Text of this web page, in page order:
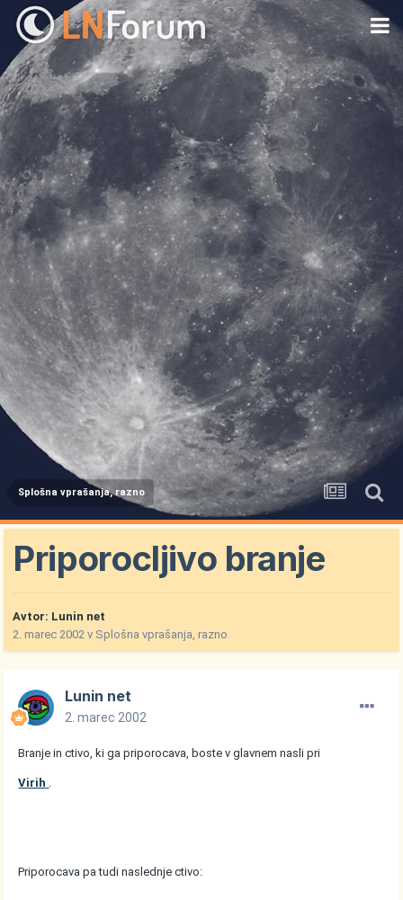
Splošna vprašanja, razno
Priporocljivo branje
Avtor: Lunin net
2. marec 2002 v Splošna vprašanja, razno
Lunin net
2. marec 2002
Branje in ctivo, ki ga priporocava, boste v glavnem nasli pri
Virih .
Priporocava pa tudi naslednje ctivo: